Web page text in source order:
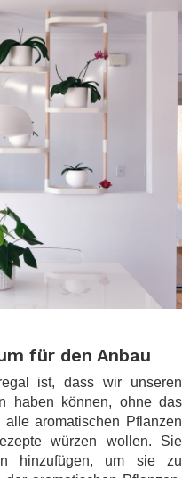
für den Anbau
ist, dass wir unseren
haben können, ohne das
aromatischen Pflanzen
würzen wollen. Sie
hinzufügen, um sie zu